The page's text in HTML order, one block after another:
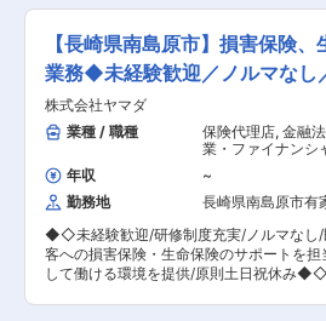
ーンを中心に、他メーカーの重機も含めて
メンテナンスに携わることができる点が特
す。 ■担当業務： ◇建設機械の整備・検査業務
全般（油圧ショベル、クレーン、ホイール
等） └担当営業からメンテナンス箇所の詳
継ぎ、納期までに丁寧に整備対応を行って
きます。 ◇産業機械の整備全般（発電機
など） ■業務魅力： ・コベルコ様製品だけでな
く、様々なメーカ様の製品や年式の新しい
ら古いものまで、多種多様な製品を取扱う
な業務です。 ・難しい反面、知識を習得
度に面白みを感じられるとともに、販売し
が、たくさんの顧客のもとで活躍し、顧客
でもらうことにやりがいを見つけることが
す。 ・地域の競合他社と比較して整備士（
スマン）が多い体制が顧客からも高い支持
【長崎県南島原市】損害保険
業務◆未経験歓迎／ノルマなし
株式会社ヤマダ
業種 / 職種
保険代理店, 金融
業・ファイナンシ
年収
~
勤務地
長崎県南島原市有
◆◇未経験歓迎/研修制度充実/ノルマなし/
客への損害保険・生命保険のサポートを担
して働ける環境を提供/原則土日祝休み◆◇ ■お